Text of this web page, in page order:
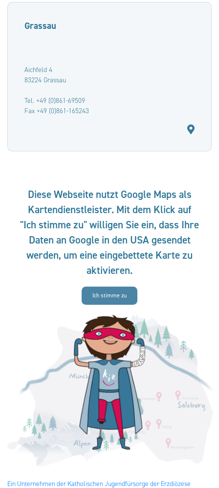
Grassau
Aichfeld 4
83224 Grassau
Tel. +49 (0)861-69509
Fax +49 (0)861-165243
Diese Webseite nutzt Google Maps als
Kartendienstleister. Mit dem Klick auf
"Ich stimme zu" willigen Sie ein, dass Ihre
Daten an Google in den USA gesendet
werden, um eine eingebettete Karte zu
aktivieren.
Ich stimme zu
Ein Unternehmen der Katholischen Jugendfürsorge der Erzdiözese